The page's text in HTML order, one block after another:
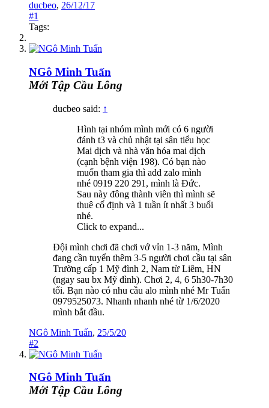
ducbeo, 26/12/17
#1
Tags:
NGô Minh Tuấn
Mới Tập Cầu Lông
ducbeo said: ↑
Hình tại nhóm mình mới có 6 người
đánh t3 và chủ nhật tại sân tiểu học
Mai dịch và nhà văn hóa mai dịch
(cạnh bệnh viện 198). Có bạn nào
muốn tham gia thì add zalo mình
nhé 0919 220 291, mình là Đức.
Sau này đông thành viên thì mình sẽ
thuê cố định và 1 tuần ít nhất 3 buổi
nhé.
Click to expand...
Đội mình chơi đã chơi vớ vỉn 1-3 năm, Mình
đang cần tuyển thêm 3-5 người chơi cầu tại sân
Trường cấp 1 Mỹ đình 2, Nam từ Liêm, HN
(ngay sau bx Mỹ đình). Chơi 2, 4, 6 5h30-7h30
tối. Bạn nào có nhu cầu alo mình nhé Mr Tuấn
0979525073. Nhanh nhanh nhé từ 1/6/2020
mình bắt đầu.
NGô Minh Tuấn, 25/5/20
#2
NGô Minh Tuấn
Mới Tập Cầu Lông